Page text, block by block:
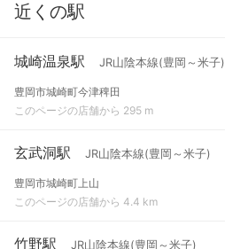
近くの駅
城崎温泉駅 JR山陰本線(豊岡～米子)
豊岡市城崎町今津稗田
このページの店舗から 295 m
玄武洞駅 JR山陰本線(豊岡～米子)
豊岡市城崎町上山
このページの店舗から 4.4 km
竹野駅 JR山陰本線(豊岡～米子)